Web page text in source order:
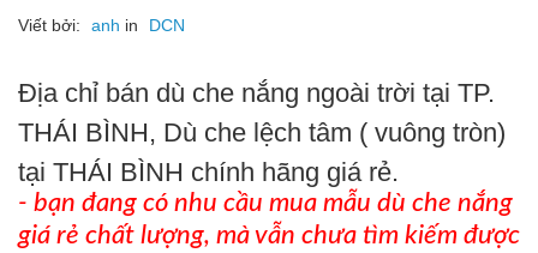
Viết bởi: anh in DCN
Địa chỉ bán dù che nắng ngoài trời tại TP.
THÁI BÌNH, Dù che lệch tâm ( vuông tròn)
tại THÁI BÌNH chính hãng giá rẻ.
- bạn đang có nhu cầu mua mẫu dù che nắng
giá rẻ chất lượng, mà vẫn chưa tìm kiếm được